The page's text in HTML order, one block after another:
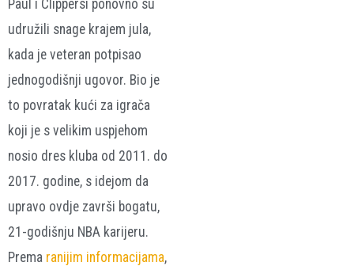
Paul i Clippersi ponovno su
udružili snage krajem jula,
kada je veteran potpisao
jednogodišnji ugovor. Bio je
to povratak kući za igrača
koji je s velikim uspjehom
nosio dres kluba od 2011. do
2017. godine, s idejom da
upravo ovdje završi bogatu,
21-godišnju NBA karijeru.
Prema ranijim informacijama,